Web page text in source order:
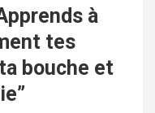
à
tes
bouche et
”